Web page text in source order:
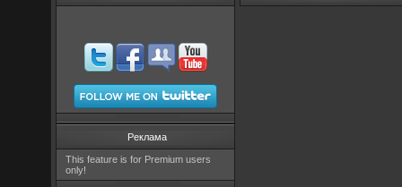
Реклама
This feature is for Premium users
only!